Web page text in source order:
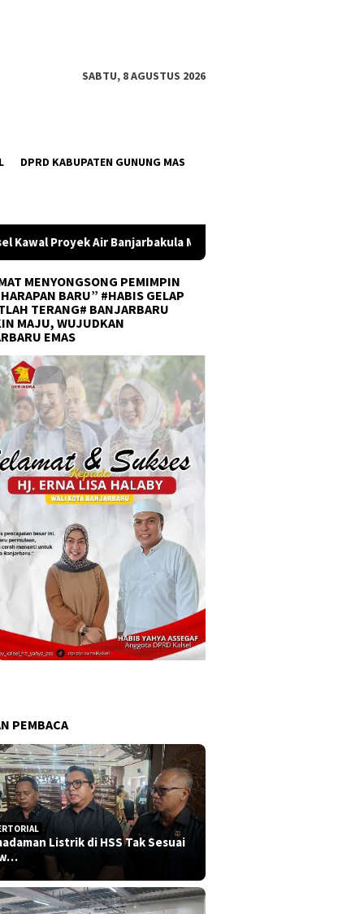
SABTU, 8 AGUSTUS 2026
DPRD KABUPATEN GUNUNG MAS
Masuk APBN 2027 DPRD dan Dinas PUPR Balangan
MENYONGSONG PEMIMPIN
BARU” #HABIS GELAP
TERANG# BANJARBARU
MAJU, WUJUDKAN
EMAS
PEMBACA
Listrik di HSS Tak Sesuai